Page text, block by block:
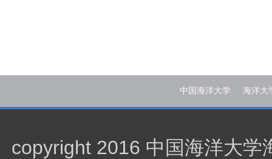
中国海洋大学 海洋大
copyright 2016 中国海洋大学